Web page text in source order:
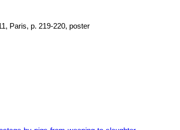
Paris, p. 219-220, poster